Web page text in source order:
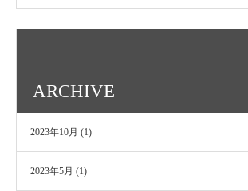
ARCHIVE
2023年10月 (1)
2023年5月 (1)